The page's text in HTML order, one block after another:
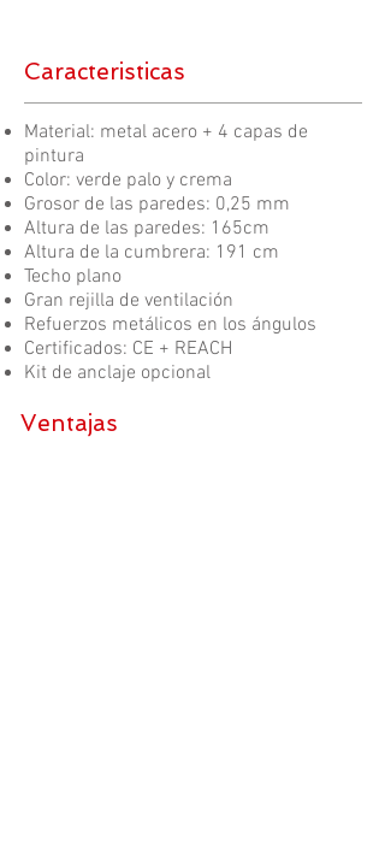
Caracteristicas
Material: metal acero + 4 capas de
pintura
Color: verde palo y crema
Grosor de las paredes: 0,25 mm
Altura de las paredes: 165cm
Altura de la cumbrera: 191 cm
Techo plano
Gran rejilla de ventilación
Refuerzos metálicos en los ángulos
Certificados: CE + REACH
Kit de anclaje opcional
Ventajas